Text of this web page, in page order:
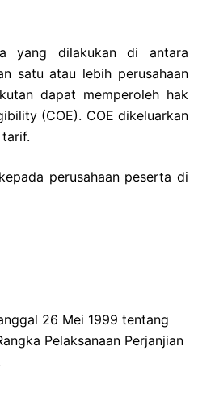
yang dilakukan di antara
satu atau lebih perusahaan
dapat memperoleh hak
(COE). COE dikeluarkan
perusahaan peserta di
26 Mei 1999 tentang
Pelaksanaan Perjanjian